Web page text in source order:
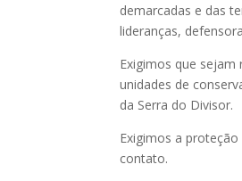
demarcadas e das
lideranças,
Exigimos que sejam
unidades de
da Serra do Divisor.
Exigimos a
contato.